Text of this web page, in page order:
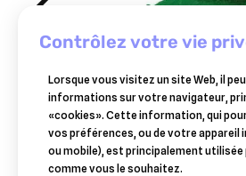
BIOVE
hoof fit tape 4,5m x 10 cm boite
de 12
29,50
Ajouter au
contrôlez votre vie
Lorsque vous visitez un site Web, il
informations sur votre navigateur,
«cookies». Cette information, qui
vos préférences, ou de votre
ou mobile), est principalement
comme vous le souhaitez.